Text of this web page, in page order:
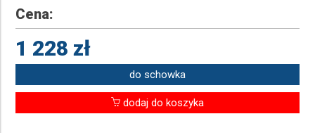
Cena:
1 228 zł
do schowka
dodaj do koszyka